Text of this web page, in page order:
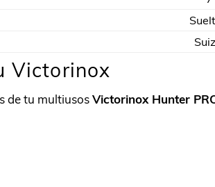
Victorinox
de tu multiusosVictorinox Hunter